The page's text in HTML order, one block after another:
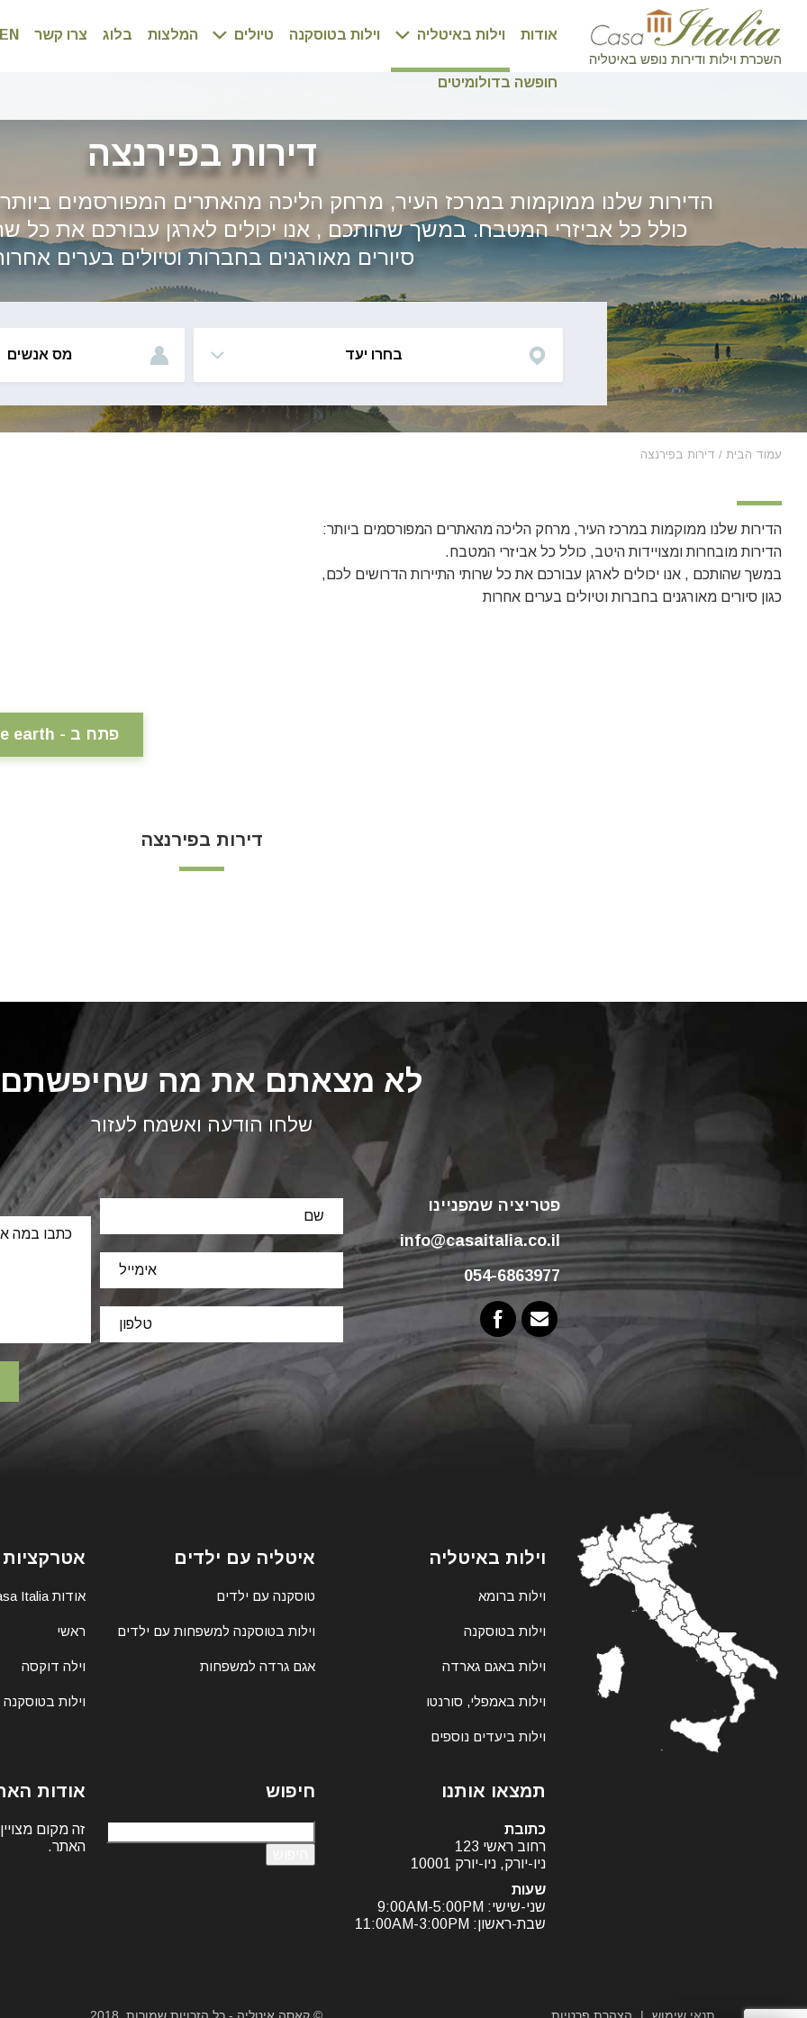
אודות וילות באיטליה וילות בטוסקנה טיולים המלצות בלוג צרו קשר EN
חופשה בדולומיטים
דירות בפירנצה
הדירות שלנו ממוקמות במרכז העיר, מרחק הליכה מהאתרים המפורסמים ביותר:
כולל כל אביזרי המטבח. במשך שהותכם , אנו יכולים לארגן עבורכם את כל
סיורים מאורגנים בחברות וטיולים בערים
בחרו יעד מס אנשים
עמוד הבית / דירות בפירנצה
הדירות שלנו ממוקמות במרכז העיר, מרחק הליכה מהאתרים המפורסמים ביותר:
הדירות מובחרות ומצויידות היטב, כולל כל אביזרי המטבח.
במשך שהותכם , אנו יכולים לארגן עבורכם את כל שרותי התיירות הדרושים לכם,
כגון סיורים מאורגנים בחברות וטיולים בערים אחרות
פתח ב - google earth
דירות בפירנצה
לא מצאתם את מה
שלחו הודעה ואשמח לעזור
פטריציה שמפניינו
info@casaitalia.co.il
054-6863977
וילות באיטליה
וילות ברומא
וילות בטוסקנה
וילות באגם גארדה
וילות באמפלי, סורנטו
וילות ביעדים נוספים
איטליה עם ילדים
טוסקנה עם ילדים
וילות בטוסקנה למשפחות עם ילדים
אגם גרדה למשפחות
אודות Casa Italia
ראשי
וילה דוקסה
וילות בטוסקנה
תמצאו אותנו
כתובת
רחוב ראשי 123
ניו-יורק, ניו-יורק 10001
שעות
שני-שישי: 9:00AM-5:00PM
שבת-ראשון: 11:00AM-3:00PM
חיפוש אודות
זה מקום
האתר.